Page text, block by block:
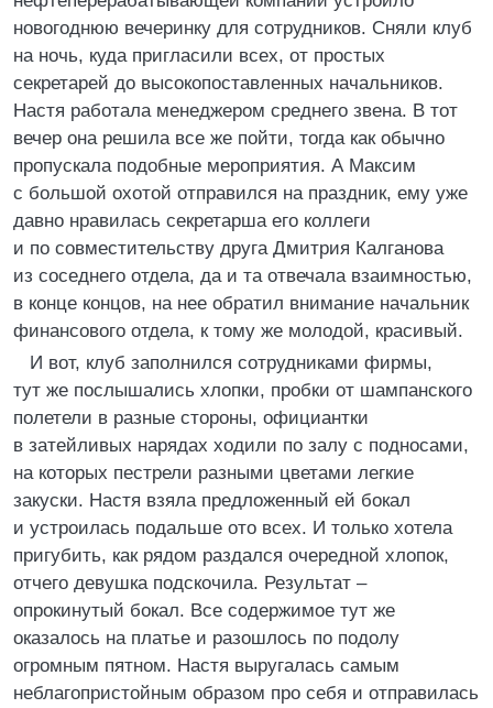
новогоднюю вечеринку для сотрудников. Сняли клуб
на ночь, куда пригласили всех, от простых
секретарей до высокопоставленных начальников.
Настя работала менеджером среднего звена. В тот
вечер она решила все же пойти, тогда как обычно
пропускала подобные мероприятия. А Максим
с большой охотой отправился на праздник, ему уже
давно нравилась секретарша его коллеги
и по совместительству друга Дмитрия Калганова
из соседнего отдела, да и та отвечала взаимностью,
в конце концов, на нее обратил внимание начальник
финансового отдела, к тому же молодой, красивый.
И вот, клуб заполнился сотрудниками фирмы,
тут же послышались хлопки, пробки от шампанского
полетели в разные стороны, официантки
в затейливых нарядах ходили по залу с подносами,
на которых пестрели разными цветами легкие
закуски. Настя взяла предложенный ей бокал
и устроилась подальше ото всех. И только хотела
пригубить, как рядом раздался очередной хлопок,
отчего девушка подскочила. Результат –
опрокинутый бокал. Все содержимое тут же
оказалось на платье и разошлось по подолу
огромным пятном. Настя выругалась самым
неблагопристойным образом про себя и отправилась